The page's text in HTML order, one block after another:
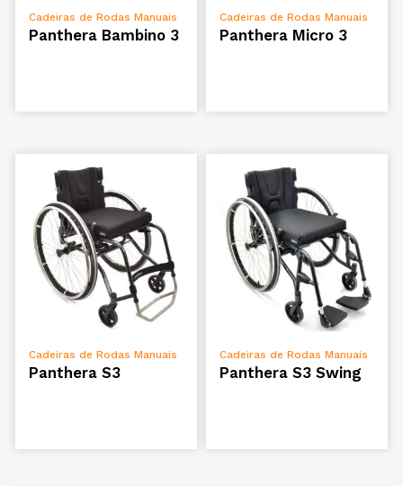
ADICIONAR
Cadeiras de Rodas Manuais
Panthera Bambino 3
ADICIONAR
Cadeiras de Rodas Manuais
Panthera Micro 3
ADICIONAR
Cadeiras de Rodas Manuais
Panthera S3
ADICIONAR
Cadeiras de Rodas Manuais
Panthera S3 Swing